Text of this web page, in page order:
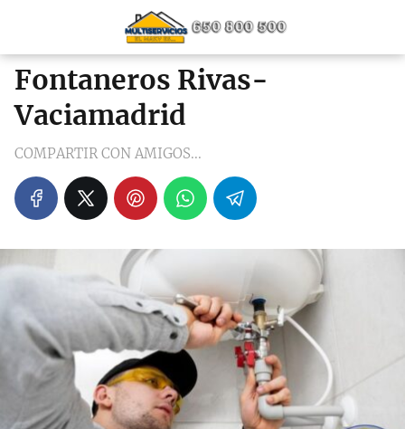
Fontaneros Rivas-
Vaciamadrid
COMPARTIR CON AMIGOS...